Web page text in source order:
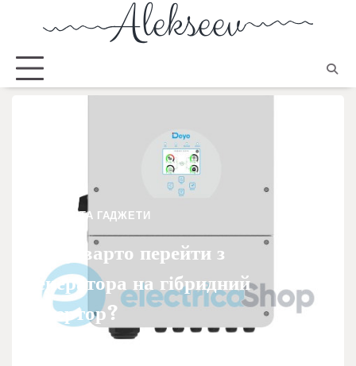
ТЕХНІКА ТА ГАДЖЕТИ
Чому варто перейти з
генератора на гібридний
інвертор?